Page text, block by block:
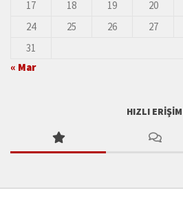
17
18 19 20
24
25 26 27
31
« Mar
HIZLI ERIŞIM